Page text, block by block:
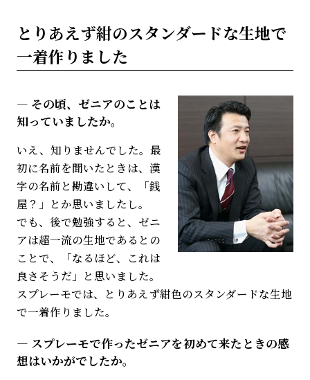
とりあえず紺のスタンダードな生地で
一着作りました
その頃、ゼニアのことは
知っていましたか。
いえ、知りませんでした。最
初に名前を聞いたときは、漢
字の名前と勘違いして、「銭
屋？」とか思いましたし。
でも、後で勉強すると、ゼニ
アは超一流の生地であるとの
ことで、「なるほど、これは
良さそうだ」と思いました。
スプレーモでは、とりあえず紺色のスタンダードな生地
で一着作りました。
スプレーモで作ったゼニアを初めて来たときの感
想はいかがでしたか。